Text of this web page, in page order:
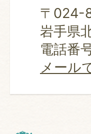
〒024-
岩手県
電話番
メール